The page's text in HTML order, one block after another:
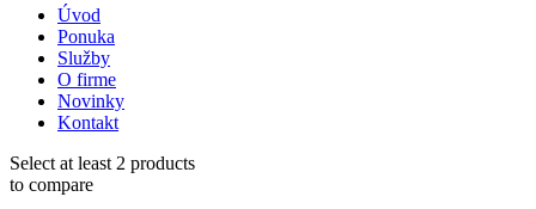
Úvod
Ponuka
Služby
O firme
Novinky
Kontakt
Select at least 2 products
to compare